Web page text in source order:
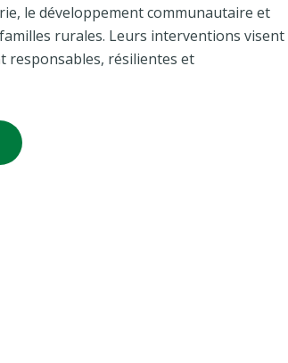
le développement communautaire et
rurales. Leurs interventions visent
responsables, résilientes et